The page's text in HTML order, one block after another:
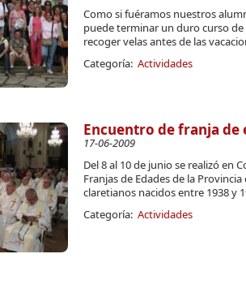
Como si fuéramos nuestros
puede terminar un duro curso
recoger velas antes de las
Categoría: Actividades
Encuentro de franja de
17-06-2009
Del 8 al 10 de junio se realizó en
Franjas de Edades de la
claretianos nacidos entre 1938 y
Categoría: Actividades